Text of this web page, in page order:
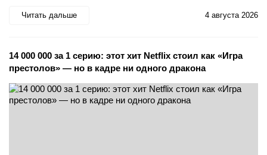
Читать дальше 4 августа 2026
14 000 000 за 1 серию: этот хит Netflix стоил как «Игра
престолов» — но в кадре ни одного дракона